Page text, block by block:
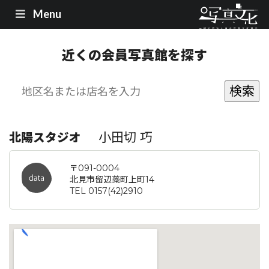
Menu
近くの会員写真館を探す
北陽スタジオ 小田切 巧
〒091-0004
北見市留辺蘂町上町14
TEL 0157(42)2910